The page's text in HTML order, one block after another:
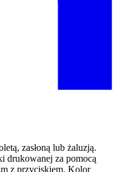
zasłoną lub żaluzją.
drukowanej za pomocą
z przyciskiem. Kolor